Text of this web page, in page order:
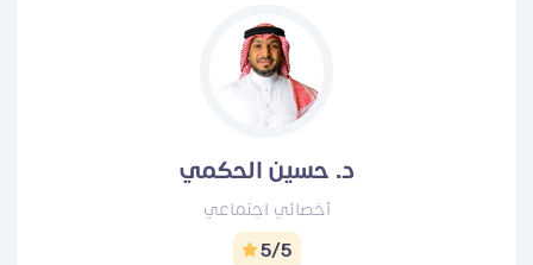
د. حسين الحكمي
أخصائي اجتماعي
5/5